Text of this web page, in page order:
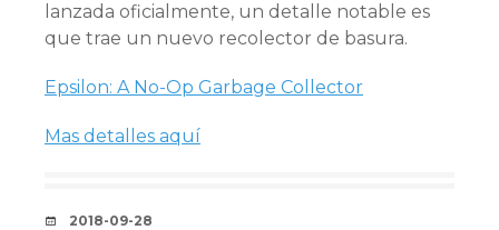
lanzada oficialmente, un detalle notable es
que trae un nuevo recolector de basura.
Epsilon: A No-Op Garbage Collector
Mas detalles aquí
FECHA
2018-09-28